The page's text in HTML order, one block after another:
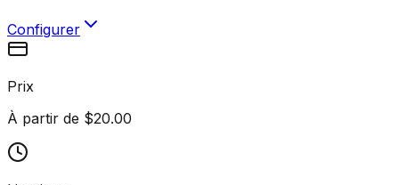
Configurer
Prix
À partir de $20.00